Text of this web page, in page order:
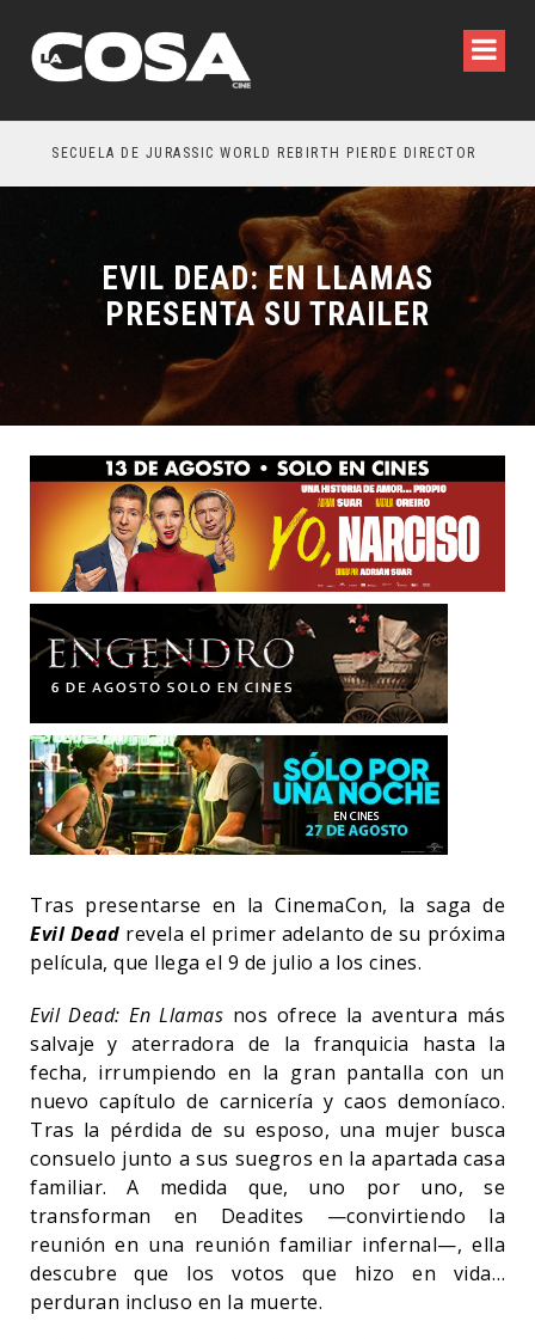
SECUELA DE JURASSIC WORLD REBIRTH PIERDE DIRECTOR
EVIL DEAD: EN LLAMAS
PRESENTA SU TRAILER
Tras presentarse en la CinemaCon, la saga de
Evil Dead revela el primer adelanto de su próxima
película, que llega el 9 de julio a los cines.
Evil Dead: En Llamas nos ofrece la aventura más
salvaje y aterradora de la franquicia hasta la
fecha, irrumpiendo en la gran pantalla con un
nuevo capítulo de carnicería y caos demoníaco.
Tras la pérdida de su esposo, una mujer busca
consuelo junto a sus suegros en la apartada casa
familiar. A medida que, uno por uno, se
transforman en Deadites —convirtiendo la
reunión en una reunión familiar infernal—, ella
descubre que los votos que hizo en vida…
perduran incluso en la muerte.